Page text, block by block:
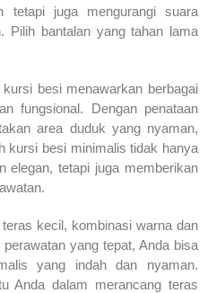
tetapi juga mengurangi suara
Pilih bantalan yang tahan lama
besi menawarkan berbagai
fungsional. Dengan penataan
area duduk yang nyaman,
kursi besi minimalis tidak hanya
elegan, tetapi juga memberikan
kecil, kombinasi warna dan
yang tepat, Anda bisa
yang indah dan nyaman.
Anda dalam merancang teras